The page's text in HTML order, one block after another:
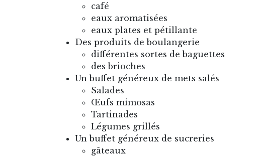
café
eaux aromatisées
eaux plates et pétillante
Des produits de boulangerie
différentes sortes de baguettes
des brioches
Un buffet généreux de mets salés
Salades
Œufs mimosas
Tartinades
Légumes grillés
Un buffet généreux de sucreries
gâteaux